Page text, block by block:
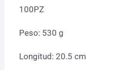
100PZ
Peso: 530 g
Longitud: 20.5 cm